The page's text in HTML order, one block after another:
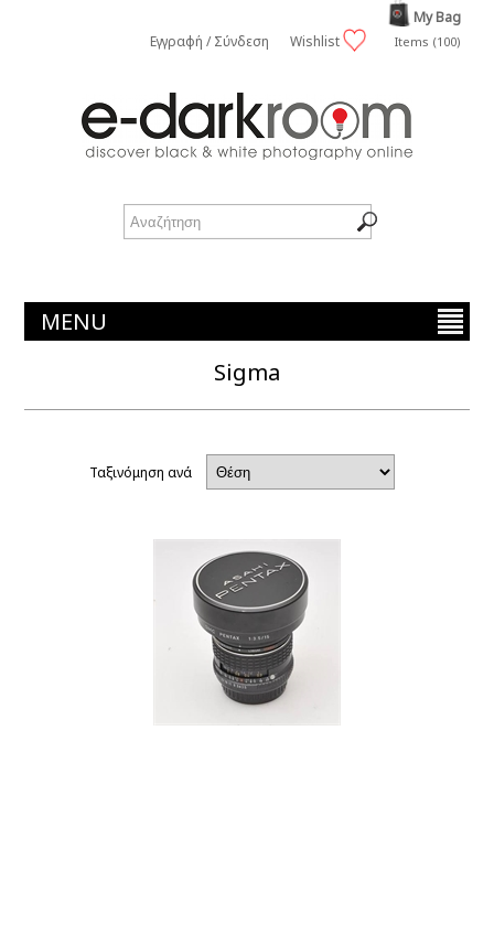
Εγγραφή / Σύνδεση Wishlist
My Bag
Items (100)
MENU
Sigma
Ταξινόμηση ανά